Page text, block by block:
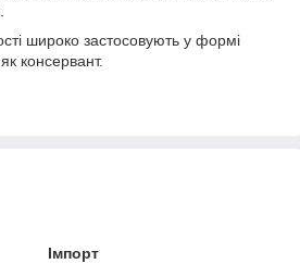
широко застосовують у формі
консервант.
Імпорт